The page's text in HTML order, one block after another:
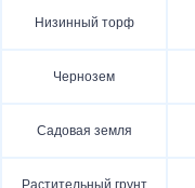
Низинный торф
Чернозем
Садовая земля
Растительный грунт